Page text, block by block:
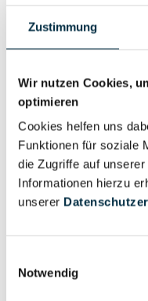
Zustimmung
Wir nutzen Cookies,
optimieren
Cookies helfen uns
Funktionen für soziale
die Zugriffe auf
Informationen hierzu
unserer
Notwendig
Berechtigter
Eigentums- und